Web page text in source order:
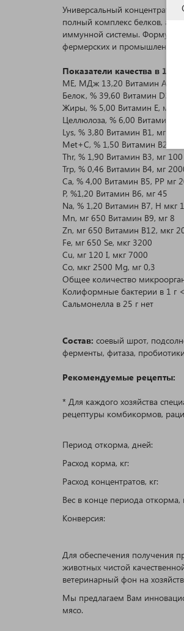
Универсальный концентрат,
полный комплекс белков,
иммунной системы. Формула
фермерских и промышленных
Показатели качества в 1 кг:
ME, МДж 13,20 Витамин A, МО
Белок, % 39,60 Витамин D3,
Жиры, % 5,00 Витамин E, мг 250
Целлюлоза, % 6,00 Витамин K3,
Lys, % 3,80 Витамин B1, мг 20
Met+C, % 1,50 Витамин B2, мг
Thr, % 1,90 Витамин B3, мг 100
Trp, % 0,46 Витамин B4, мг
Ca, % 4,00 Витамин B5, PP мг
P, %1,20 Витамин B6, мг 45
Na, % 1,20 Витамин B7, H мкг
Mn, мг 650 Витамин B9, мг 8
Zn, мг 650 Витамин B12, мкг
Fe, мг 650 Se, мкг 3200
Cu, мг 120 I, мкг 7000
Co, мкг 2500 Mg, мг 0,3
Общее количество
Колиформные бактерии в 1 г
Сальмонелла в 25 г нет
Состав: соевый шрот,
ферменты, фитаза,
Рекомендуемые рецепты:
* Для каждого хозяйства
рецептуры комбикормов,
Период откорма,
Расход корма,
Расход
Вес в конце периода
Конверсия:
Для обеспечения получения
животных чистой
ветеринарный фон на
Мы предлагаем Вам
мясо.